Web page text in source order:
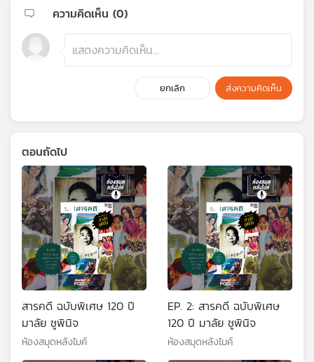
ความคิดเห็น (0)
ยกเลิก ส่งความคิดเห็น
ตอนถัดไป
สารคดี ฉบับพิเศษ 120 ปี
มาลัย ชูพินิจ
ห้องสมุดหลังไมค์
EP. 2: สารคดี ฉบับพิเศษ
120 ปี มาลัย ชูพินิจ
ห้องสมุดหลังไมค์